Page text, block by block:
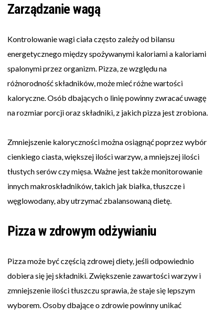
Zarządzanie wagą
Kontrolowanie wagi ciała często zależy od bilansu
energetycznego między spożywanymi kaloriami a kaloriami
spalonymi przez organizm. Pizza, ze względu na
różnorodność składników, może mieć różne wartości
kaloryczne. Osób dbających o linię powinny zwracać uwagę
na rozmiar porcji oraz składniki, z jakich pizza jest zrobiona.
Zmniejszenie kaloryczności można osiągnąć poprzez wybór
cienkiego ciasta, większej ilości warzyw, a mniejszej ilości
tłustych serów czy mięsa. Ważne jest także monitorowanie
innych makroskładników, takich jak białka, tłuszcze i
węglowodany, aby utrzymać zbalansowaną dietę.
Pizza w zdrowym odżywianiu
Pizza może być częścią zdrowej diety, jeśli odpowiednio
dobiera się jej składniki. Zwiększenie zawartości warzyw i
zmniejszenie ilości tłuszczu sprawia, że staje się lepszym
wyborem. Osoby dbające o zdrowie powinny unikać